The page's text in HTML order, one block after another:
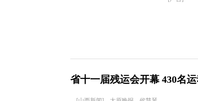
省十一届残运会开幕 430名